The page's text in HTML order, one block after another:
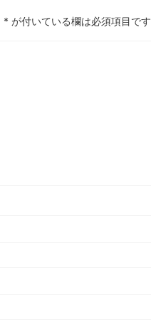
* が付いている欄は必須項目です